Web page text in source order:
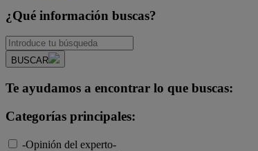
¿Qué información buscas?
BUSCAR
Te ayudamos a encontrar lo que buscas:
Categorías principales:
-Opinión del experto-